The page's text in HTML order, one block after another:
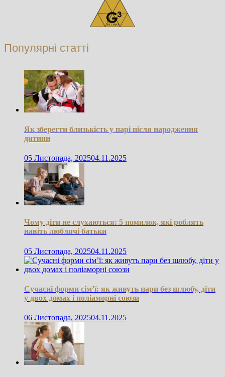
Популярні статті
Як зберегти близькість у парі після народження
дитини
05 Листопада, 202504.11.2025
Чому діти не слухаються: 5 помилок, які роблять
навіть люблячі батьки
05 Листопада, 202504.11.2025
Сучасні форми сім’ї: як живуть пари без шлюбу, діти
у двох домах і поліаморні союзи
06 Листопада, 202504.11.2025